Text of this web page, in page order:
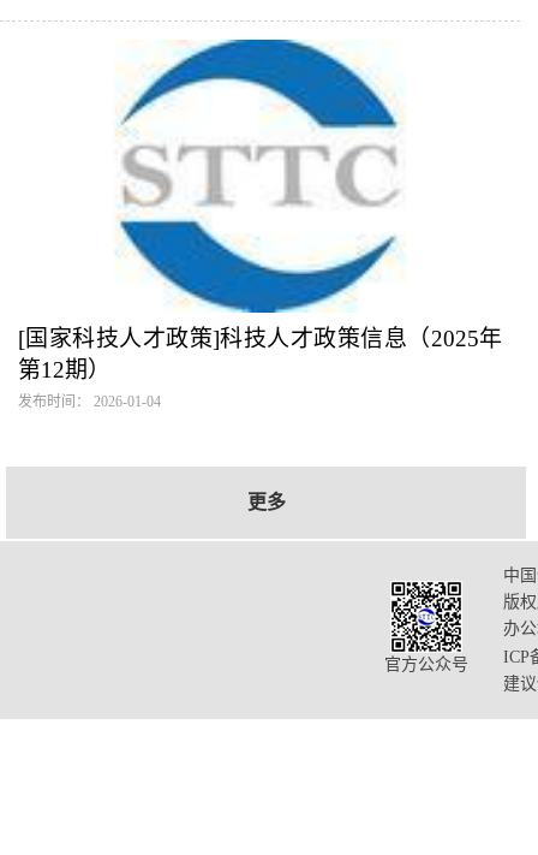
[国家科技人才政策]科技人才政策信息（2025年
第12期）
发布时间： 2026-01-04
更多
官方公众号
中
版
办
ICP
建